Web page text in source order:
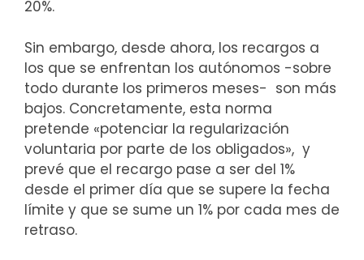
20%.
Sin embargo, desde ahora, los recargos a
los que se enfrentan los autónomos -sobre
todo durante los primeros meses- son más
bajos. Concretamente, esta norma
pretende «potenciar la regularización
voluntaria por parte de los obligados», y
prevé que el recargo pase a ser del 1%
desde el primer día que se supere la fecha
límite y que se sume un 1% por cada mes de
retraso.